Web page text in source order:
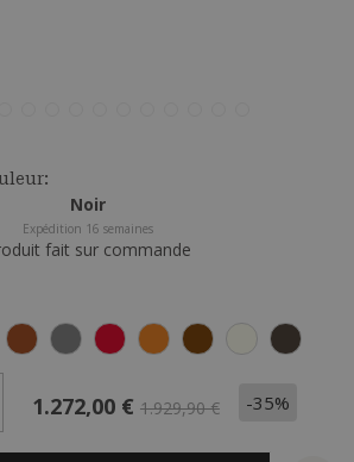
Noir
Expédition 16 semaines
fait sur commande
1.272,00 € 1.929,90 € -35%